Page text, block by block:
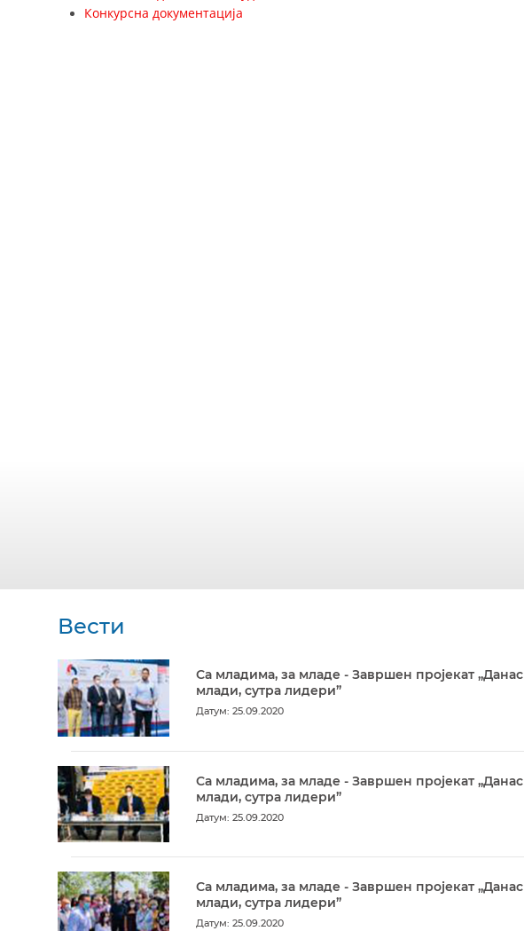
Конкурсна документација
Вести
Са младима, за младе - Завршен пројекат „Данас
млади, сутра лидери”
Датум: 25.09.2020
Са младима, за младе - Завршен пројекат „Данас
млади, сутра лидери”
Датум: 25.09.2020
Са младима, за младе - Завршен пројекат „Данас
млади, сутра лидери”
Датум: 25.09.2020